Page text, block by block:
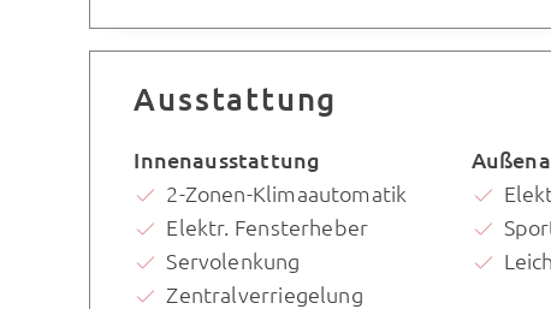
Ausstattung
Innenausstattung
2-Zonen-Klimaautomatik
Elektr. Fensterheber
Servolenkung
Zentralverriegelung